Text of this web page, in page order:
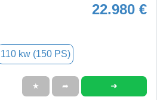
22.980 €
110 kw (150 PS)
★ ➦ ➜